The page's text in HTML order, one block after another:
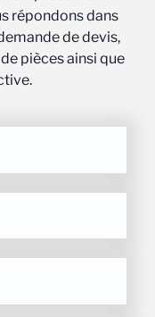
répondons dans
de devis,
pièces ainsi que